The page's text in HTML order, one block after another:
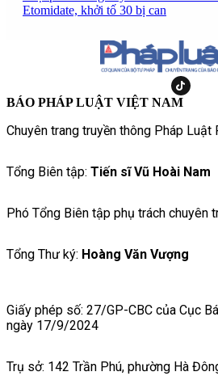
Etomidate, khởi tố 30 bị can
BÁO PHÁP LUẬT VIỆT NAM
Chuyên trang truyền thông Pháp Luật
Tổng Biên tập: Tiến sĩ Vũ Hoài Nam
Phó Tổng Biên tập phụ trách chuyên
Tổng Thư ký: Hoàng Văn Vượng
Giấy phép số: 27/GP-CBC của Cục
ngày 17/9/2024
Trụ sở: 142 Trần Phú, phường Hà